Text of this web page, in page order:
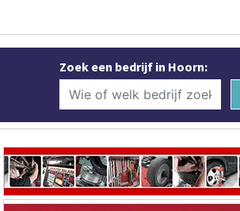
Zoek een bedrijf in Hoorn: